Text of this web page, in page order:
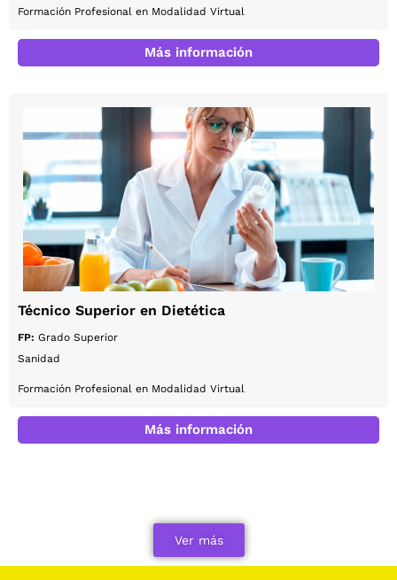
Formación Profesional en Modalidad Virtual
Más información
Técnico Superior en Dietética
FP: Grado Superior
Sanidad
Formación Profesional en Modalidad Virtual
Más información
Ver más